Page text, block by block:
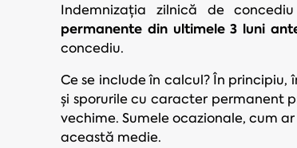
Indemnizația zilnică de
permanente din ultimele 3 luni
concediu.
Ce se include în calcul? În
și sporurile cu caracter permanent
vechime. Sumele ocazionale, cum
această medie.